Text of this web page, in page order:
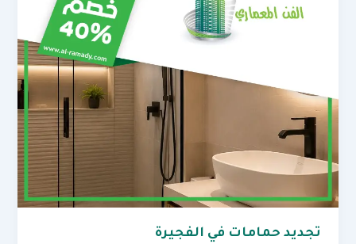
تجديد حمامات في الفجيرة